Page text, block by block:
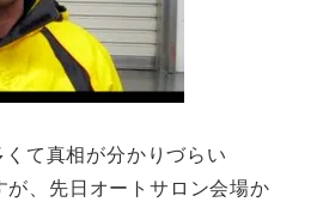
て真相が分かりづらい
、先日オートサロン会場か